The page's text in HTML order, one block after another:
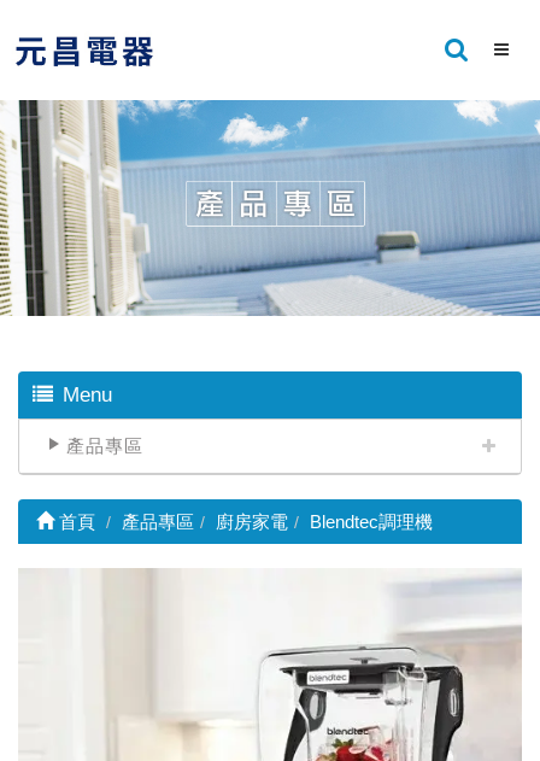
Menu
產品專區
首頁 產品專區 廚房家電 Blendtec調理機